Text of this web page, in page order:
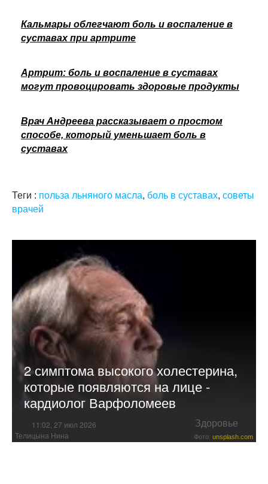
Кальмары облегчают боль и воспаление в
суставах при артрите
Артрит: боль и воспаление в суставах
могут провоцировать здоровые продукты
Врач Андреева рассказывает о простом
способе, который уменьшает боль в
суставах
Теги : польза льняного масла, боль в суставах, советы
врачей
2 симптома высокого холестерина,
которые появляются на лице -
кардиолог Варфоломеев
11:02, 27 июл 2026 Здоровье
Телицына Нина Фото: unsplash.com